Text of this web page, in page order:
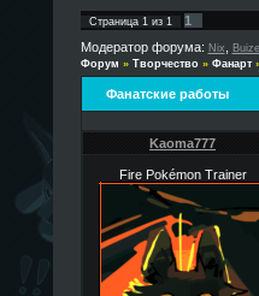
Страница 1из 1
1
Модератор форума: Nix
Форум » Творчество » Фанарт
Фанатские работы
Kaoma777
Fire Pokémon Trainer